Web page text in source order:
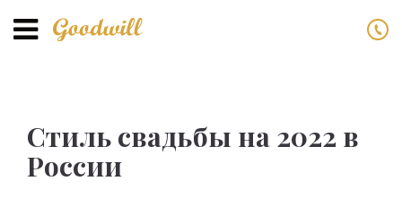
Toggle
Стиль свадьбы на 2022 в
России